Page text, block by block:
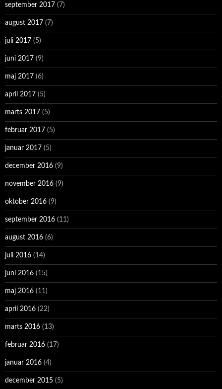
september 2017 (7)
august 2017 (7)
juli 2017 (5)
juni 2017 (9)
maj 2017 (6)
april 2017 (5)
marts 2017 (5)
februar 2017 (5)
januar 2017 (5)
december 2016 (9)
november 2016 (9)
oktober 2016 (9)
september 2016 (11)
august 2016 (6)
juli 2016 (14)
juni 2016 (15)
maj 2016 (11)
april 2016 (22)
marts 2016 (13)
februar 2016 (17)
januar 2016 (4)
december 2015 (5)